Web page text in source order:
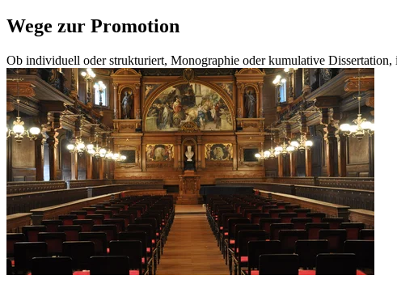
Wege zur Promotion
Ob individuell oder strukturiert, Monographie oder kumulative